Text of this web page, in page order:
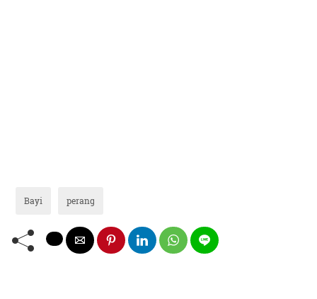
Bayi perang